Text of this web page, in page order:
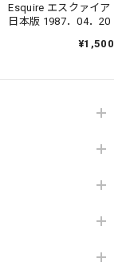
Esquire エスクァイア
日本版 1987．04．20
¥1,500